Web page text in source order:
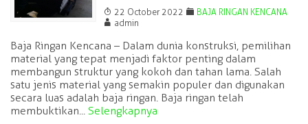
T 22 October 2022 F BAJA RINGAN KENCANA
A admin
Baja Ringan Kencana – Dalam dunia konstruksi, pemilihan
material yang tepat menjadi faktor penting dalam
membangun struktur yang kokoh dan tahan lama. Salah
satu jenis material yang semakin populer dan digunakan
secara luas adalah baja ringan. Baja ringan telah
membuktikan... Selengkapnya